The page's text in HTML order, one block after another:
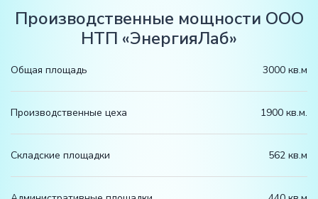
Производственные мощности ООО
НТП «ЭнергияЛаб»
Общая площадь 3000 кв.м
Производственные цеха 1900 кв.м.
Складские площадки 562 кв.м